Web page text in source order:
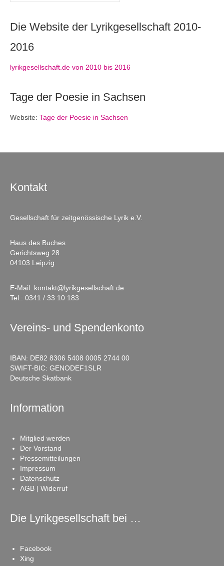
Die Website der Lyrikgesellschaft 2010-
2016
lyrikgesellschaft.de von 2010 bis 2016
Tage der Poesie in Sachsen
Website: Tage der Poesie in Sachsen
Kontakt
Gesellschaft für zeitgenössische Lyrik e.V.
Haus des Buches
Gerichtsweg 28
04103 Leipzig
E-Mail: kontakt@lyrikgesellschaft.de
Tel.: 0341 / 33 10 183
Vereins- und Spendenkonto
IBAN: DE82 8306 5408 0005 2744 00
SWIFT-BIC: GENODEF1SLR
Deutsche Skatbank
Information
Mitglied werden
Der Vorstand
Pressemitteilungen
Impressum
Datenschutz
AGB | Widerruf
Die Lyrikgesellschaft bei …
Facebook
Xing